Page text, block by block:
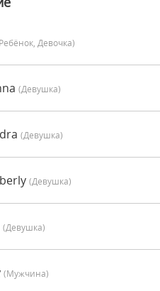
Девочка)
(девушка)
(девушка)
(девушка)
(девушка)
(мужчина)